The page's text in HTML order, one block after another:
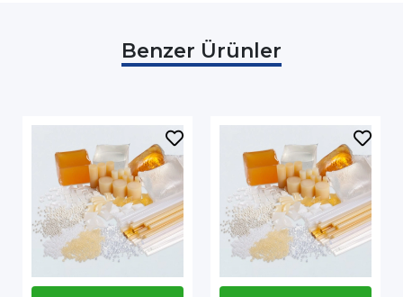
Benzer Ürünler